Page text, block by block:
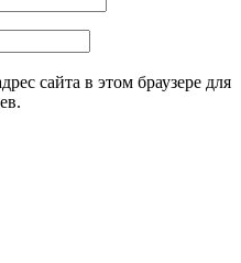
сайта в этом браузере для